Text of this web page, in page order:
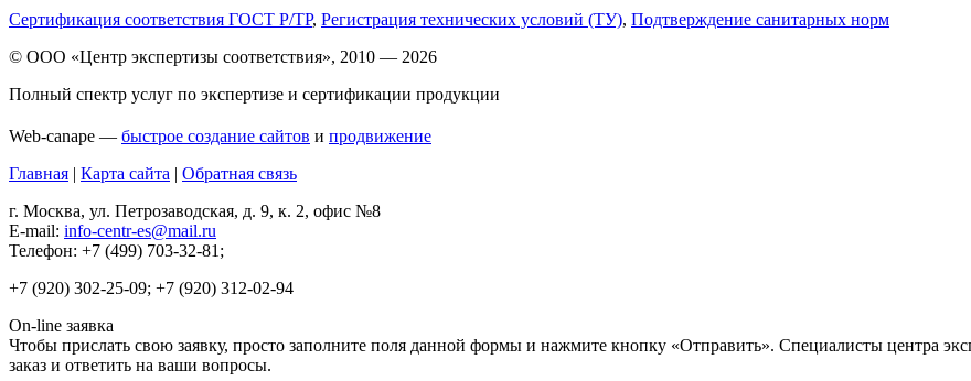
Сертификация соответствия ГОСТ Р/ТР, Регистрация технических условий (ТУ), Подтверждение санитарных норм
© ООО «Центр экспертизы соответствия», 2010 — 2026
Полный спектр услуг по экспертизе и сертификации продукции
Web-canape — быстрое создание сайтов и продвижение
Главная | Карта сайта | Обратная связь
г. Москва, ул. Петрозаводская, д. 9, к. 2, офис №8
E-mail: info-centr-es@mail.ru
Телефон: +7 (499) 703-32-81;
+7 (920) 302-25-09; +7 (920) 312-02-94
On-line заявка
Чтобы прислать свою заявку, просто заполните поля данной формы и нажмите кнопку «Отправить». Специалисты центра
заказ и ответить на ваши вопросы.